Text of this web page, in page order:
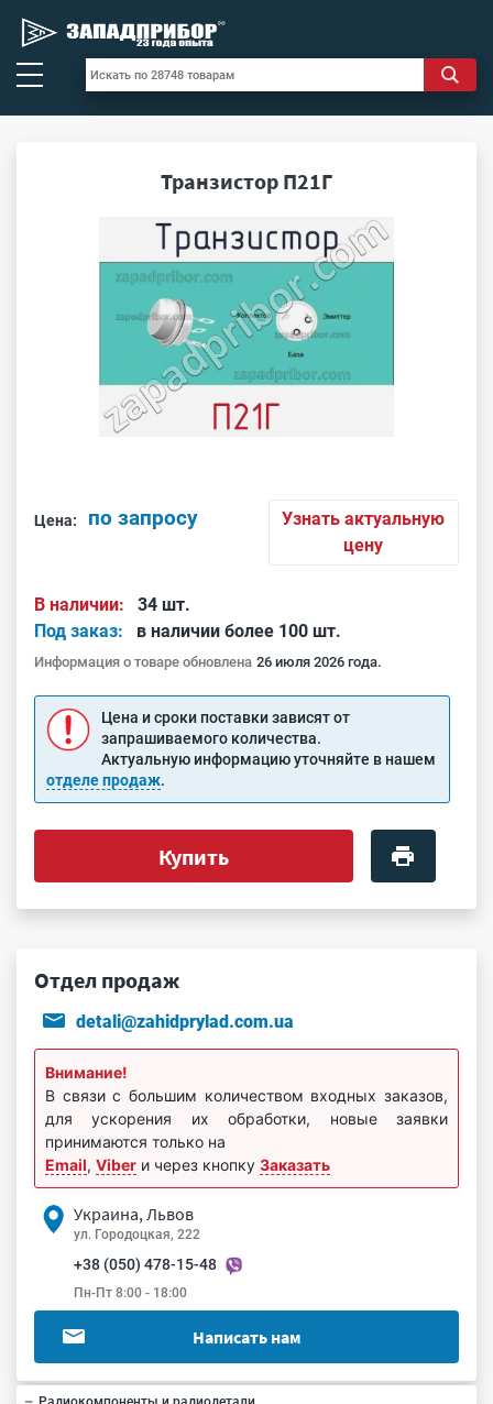
Транзистор П21Г
Цена: по запросу
Узнать актуальную
цену
В наличии:
34 шт.
Под заказ:
в наличии более 100 шт.
Информация о товаре обновлена 26 июля 2026 года.
Цена и сроки поставки зависят от
запрашиваемого количества.
Актуальную информацию уточняйте в нашем
отделе продаж.
Купить
Отдел продаж
detali@zahidprylad.com.ua
Внимание!
В связи с большим количеством входных заказов,
для ускорения их обработки, новые заявки
принимаются только на
Email, Viber и через кнопку Заказать
Украина, Львов
ул. Городоцкая, 222
+38 (050) 478-15-48
Пн-Пт 8:00 - 18:00
Написать нам